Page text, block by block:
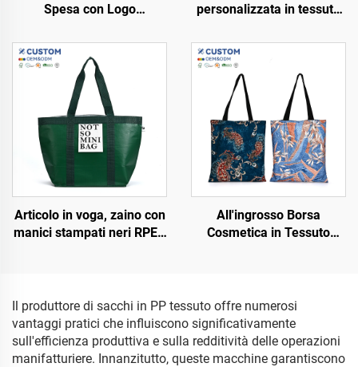
Spesa con Logo
Pieghevole in Tessuto Non
Tessuto
personalizzata in tessuto
cosmetica ecologica
impermeabile con
laminazione, articolo di
tendenza
Articolo in voga, zaino con
manici stampati neri RPET
shopping all'ingrosso
All'ingrosso Borsa
Cosmetica in Tessuto
Impermeabile
Riutilizzabile Sacchetti per
lo Shopping
Il produttore di sacchi in PP tessuto offre numerosi
vantaggi pratici che influiscono significativamente
sull'efficienza produttiva e sulla redditività delle operazioni
manifatturiere. Innanzitutto, queste macchine garantiscono